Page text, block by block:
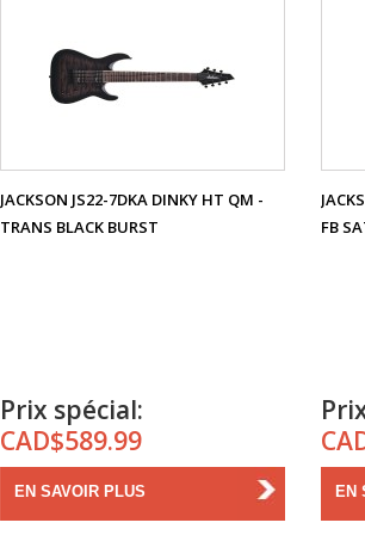
JACKSON JS22-7DKA DINKY HT QM -
TRANS BLACK BURST
Prix spécial:
CAD$589.99
EN SAVOIR PLUS
FB
EN